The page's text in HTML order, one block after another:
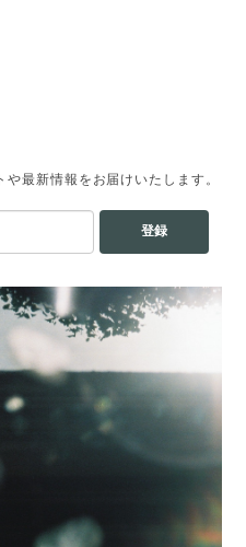
最新情報をお届けいたします。
登録